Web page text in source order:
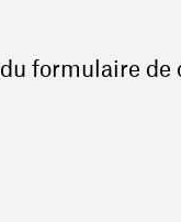
(ouvre une